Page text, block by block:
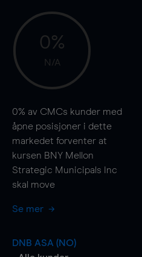
0%
N/A
0% av CMCs kunder med
åpne posisjoner i dette
markedet forventer at
kursen BNY Mellon
Strategic Municipals Inc
skal move
Se mer
DNB ASA (NO)